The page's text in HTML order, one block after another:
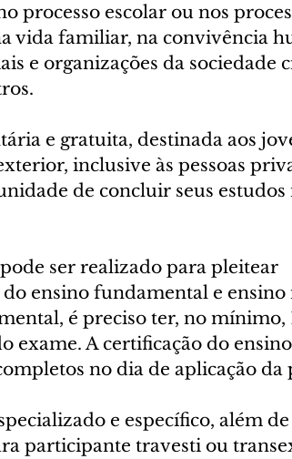
processo escolar ou nos
vida familiar, na convivência
e organizações da sociedade
e gratuita, destinada aos
inclusive às pessoas
de concluir seus estudos
ser realizado para pleitear
ensino fundamental e ensino
é preciso ter, no mínimo,
exame. A certificação do
no dia de aplicação da
e específico, além de
participante travesti ou